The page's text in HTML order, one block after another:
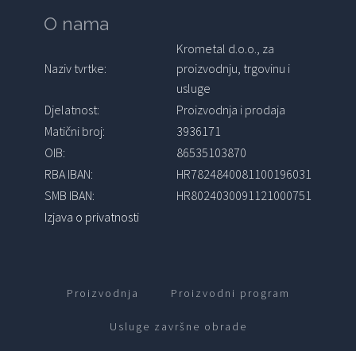
O nama
Naziv tvrtke:
Krometal d.o.o., za
proizvodnju, trgovinu i
usluge
Djelatnost:
Proizvodnja i prodaja
Matični broj:
3936171
OIB:
86535103870
RBA IBAN:
HR7824840081100196031
SMB IBAN:
HR8024030091121000751
Izjava o privatnosti
Proizvodnja Proizvodni program
Usluge završne obrade